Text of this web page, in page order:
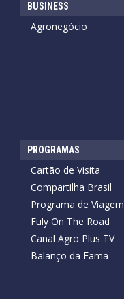
BUSINESS
Agronegócio
PROGRAMAS
Cartão de Visita
Compartilha Brasil
Programa de Viagem
Fuly On The Road
Canal Agro Plus TV
Balanço da Fama